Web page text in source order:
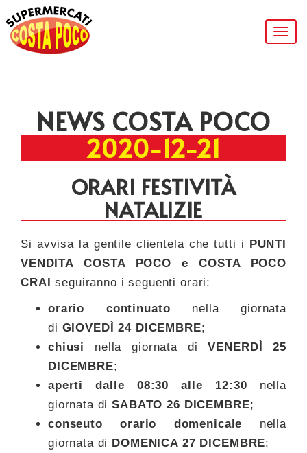
NEWS COSTA POCO
2020-12-21
ORARI FESTIVITÀ
NATALIZIE
Si avvisa la gentile clientela che tutti i PUNTI
VENDITA COSTA POCO e COSTA POCO
CRAI seguiranno i seguenti orari:
orario continuato nella giornata
di GIOVEDÌ​ 24 DICEMBRE;
chiusi nella giornata diVENERDÌ 25
DICEMBRE;
aperti dalle 08:30 alle 12:30 nella
giornata diSABATO 26 DICEMBRE;
conseuto orario domenicale nella
giornata di DOMENICA 27 DICEMBRE;